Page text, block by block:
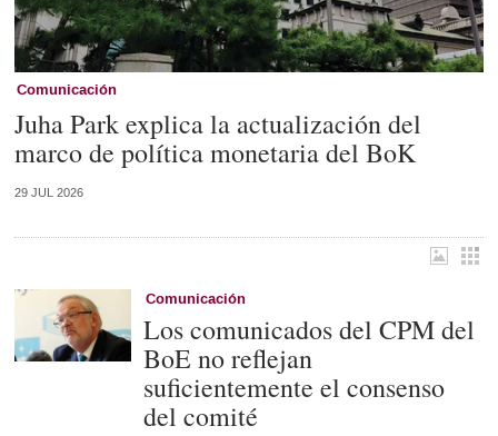
Comunicación
Juha Park explica la actualización del
marco de política monetaria del BoK
29 JUL 2026
Comunicación
Los comunicados del CPM del
BoE no reflejan
suficientemente el consenso
del comité